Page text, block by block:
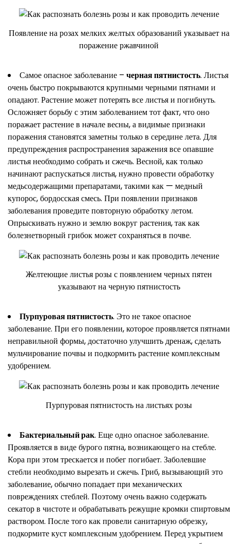
Появление на розах мелких желтых образований указывает на
поражение ржавчиной
Самое опасное заболевание – черная пятнистость. Листья
очень быстро покрываются крупными черными пятнами и
опадают. Растение может потерять все листья и погибнуть.
Осложняет борьбу с этим заболеванием тот факт, что оно
поражает растение в начале весны, а видимые признаки
поражения становятся заметны только в середине лета. Для
предупреждения распространения заражения все опавшие
листья необходимо собрать и сжечь. Весной, как только
начинают распускаться листья, нужно провести обработку
медьсодержащими препаратами, такими как — медный
купорос, бордосская смесь. При появлении признаков
заболевания проведите повторную обработку летом.
Опрыскивать нужно и землю вокруг растения, так как
болезнетворный грибок может сохраняться в почве.
Желтеющие листья розы с появлением черных пятен
указывают на черную пятнистость
Пурпуровая пятнистость. Это не такое опасное
заболевание. При его появлении, которое проявляется пятнами
неправильной формы, достаточно улучшить дренаж, сделать
мульчирование почвы и подкормить растение комплексным
удобрением.
Пурпуровая пятнистость на листьях розы
Бактериальный рак. Еще одно опасное заболевание.
Проявляется в виде бурого пятна, возникающего на стебле.
Кора при этом трескается и побег погибает. Заболевшие
стебли необходимо вырезать и сжечь. Гриб, вызывающий это
заболевание, обычно попадает при механических
повреждениях стеблей. Поэтому очень важно содержать
секатор в чистоте и обрабатывать режущие кромки спиртовым
раствором. После того как провели санитарную обрезку,
подкормите куст комплексным удобрением. Перед укрытием